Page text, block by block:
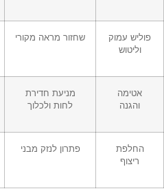
פוליש עמוק
וליטוש
שחזור מראה מקורי
אטימה
והגנה
מניעת חדירת
לחות ולכלוך
החלפת
ריצוף
פתרון לנזק מבני